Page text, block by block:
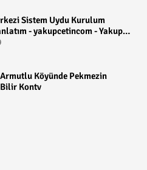
Sistem Uydu Kurulum
- yakupcetincom - Yakup
Köyünde Pekmezin
Kontv